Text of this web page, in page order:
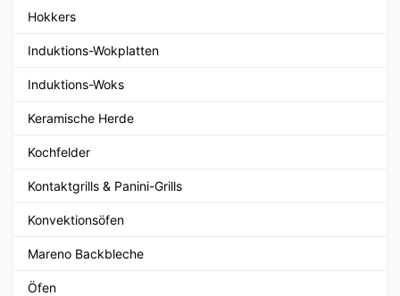
Hokkers
Induktions-Wokplatten
Induktions-Woks
Keramische Herde
Kochfelder
Kontaktgrills & Panini-Grills
Konvektionsöfen
Mareno Backbleche
Öfen